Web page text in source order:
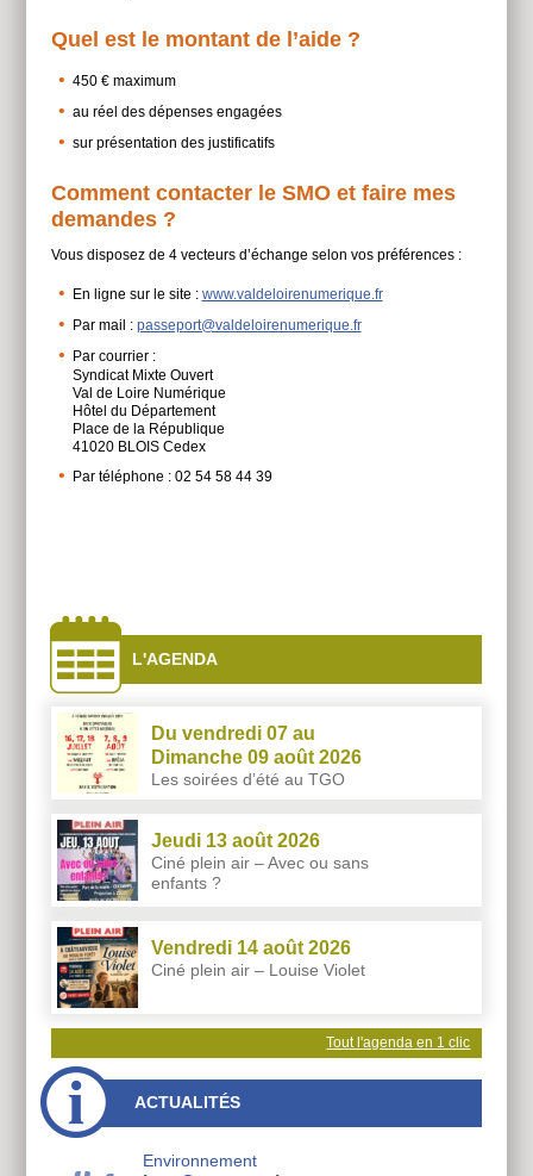
Quel est le montant de l’aide ?
450 € maximum
au réel des dépenses engagées
sur présentation des justificatifs
Comment contacter le SMO et faire mes
demandes ?
Vous disposez de 4 vecteurs d’échange selon vos préférences :
En ligne sur le site : www.valdeloirenumerique.fr
Par mail : passeport@valdeloirenumerique.fr
Par courrier :
Syndicat Mixte Ouvert
Val de Loire Numérique
Hôtel du Département
Place de la République
41020 BLOIS Cedex
Par téléphone : 02 54 58 44 39
côtés
L'AGENDA
Du vendredi 07 au
Dimanche 09 août 2026
Les soirées d’été au TGO
Jeudi 13 août 2026
Ciné plein air – Avec ou sans
enfants ?
Vendredi 14 août 2026
Ciné plein air – Louise Violet
Tout l'agenda en 1 clic
ACTUALITÉS
Environnement